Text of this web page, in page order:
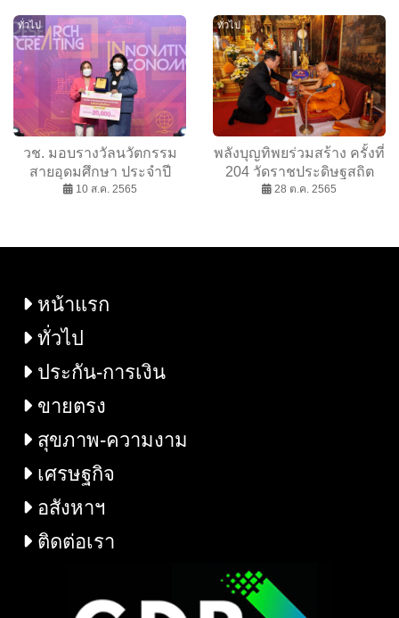
ทางการตลาด เพื่อรักษา
ตำแหน่งผู้นำอย่างต่อเนื่อง
ทั่วไป
วช. มอบรางวัลนวัตกรรม
สายอุดมศึกษา ประจำปี
2565 แก่ นิสิตจุฬาฯ “เพิร์ล
แมลงภู่เหลือทิ้ง ในงาน
10 ส.ค. 2565
ทั่วไป
พลังบุญทิพยร่วมสร้าง ครั้งที่
204 วัดราชประดิษฐสถิต
มหาสีมารามราชวรวิหาร
28 ต.ค. 2565
หน้าแรก
ทั่วไป
ประกัน-การเงิน
ขายตรง
สุขภาพ-ความงาม
เศรษฐกิจ
อสังหาฯ
ติดต่อเรา